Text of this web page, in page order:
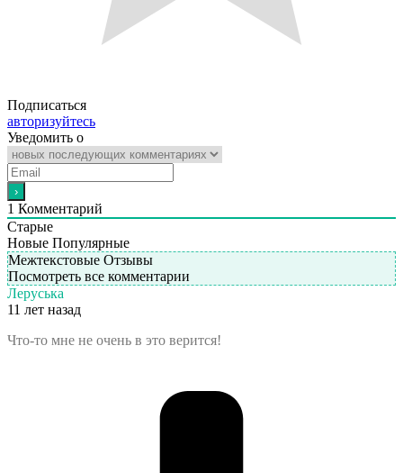
Подписаться
авторизуйтесь
Уведомить о
1 Комментарий
Старые
Новые Популярные
Межтекстовые Отзывы
Посмотреть все комментарии
Леруська
11 лет назад
Что-то мне не очень в это верится!